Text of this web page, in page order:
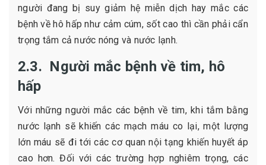
người đang bị suy giảm hệ miễn dịch hay mắc các
bệnh về hô hấp như cảm cúm, sốt cao thì cần phải cẩn
trọng tắm cả nước nóng và nước lạnh.
2.3. Người mắc bệnh về tim, hô
hấp
Với những người mắc các bệnh về tim, khi tắm bằng
nước lạnh sẽ khiến các mạch máu co lại, một lượng
lớn máu sẽ đi tới các cơ quan nội tạng khiến huyết áp
cao hơn. Đối với các trường hợp nghiêm trọng, các